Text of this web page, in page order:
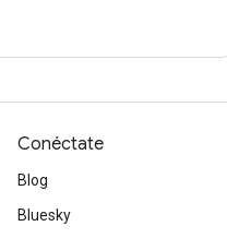
Conéctate
Blog
Bluesky